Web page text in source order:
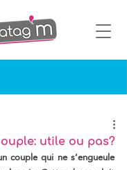
utile ou pas?
couple qui ne s’engueule